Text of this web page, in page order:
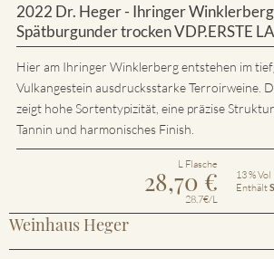
2022 Dr. Heger - Ihringer
Spätburgunder trocken VDP.ERSTE
Hier am Ihringer Winklerberg entstehen im
Vulkangestein ausdrucksstarke Terroirweine.
zeigt hohe Sortentypizität, eine präzise
Tannin und harmonisches Finish.
L Flasche
28,70 €
28.7€/L
13 % Vol
Enthält
Weinhaus Heger